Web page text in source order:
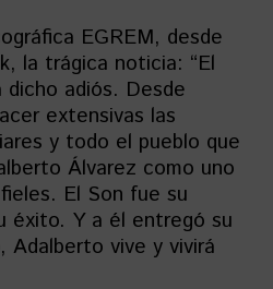
EGREM, desde
la trágica noticia: “El
dicho adiós. Desde
extensivas las
y todo el pueblo que
Álvarez como uno
El Son fue su
éxito. Y a él entregó su
Adalberto vive y vivirá